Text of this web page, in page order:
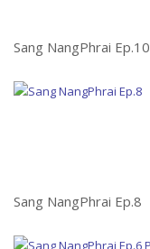
Sang NangPhrai Ep.10
Sang NangPhrai Ep.8